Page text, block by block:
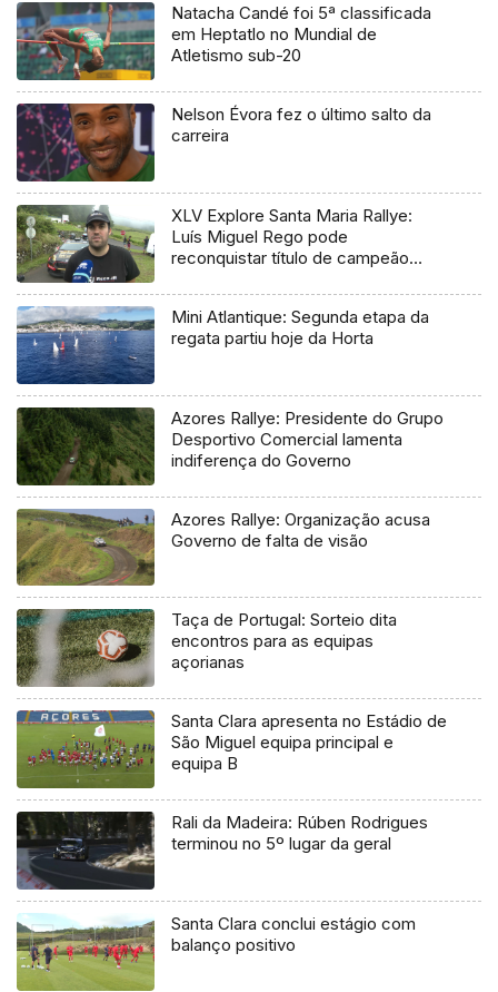
Natacha Candé foi 5ª classificada
em Heptatlo no Mundial de
Atletismo sub-20
Nelson Évora fez o último salto da
carreira
XLV Explore Santa Maria Rallye:
Luís Miguel Rego pode
reconquistar título de campeão
Mini Atlantique: Segunda etapa da
regata partiu hoje da Horta
Azores Rallye: Presidente do Grupo
Desportivo Comercial lamenta
indiferença do Governo
Azores Rallye: Organização acusa
Governo de falta de visão
Taça de Portugal: Sorteio dita
encontros para as equipas
açorianas
Santa Clara apresenta no Estádio de
São Miguel equipa principal e
equipa B
Rali da Madeira: Rúben Rodrigues
terminou no 5º lugar da geral
Santa Clara conclui estágio com
balanço positivo